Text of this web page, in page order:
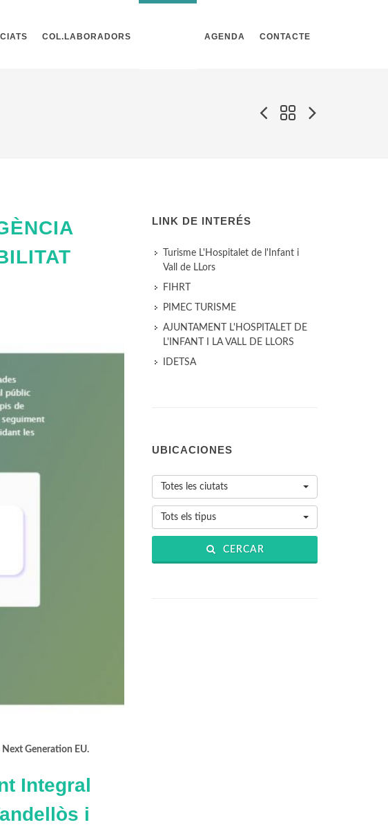
COL.LABORADORS AGENDA CONTACTE
Generation EU.
Integral
i
LINK DE INTERÉS
Turisme L'Hospitalet de l'Infant i
Vall de LLors
FIHRT
PIMEC TURISME
AJUNTAMENT L'HOSPITALET DE
L'INFANT I LA VALL DE LLORS
IDETSA
UBICACIONES
Totes les ciutats
Tots els tipus
CERCAR